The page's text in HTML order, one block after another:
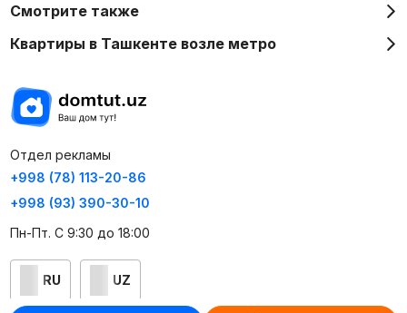
Смотрите также
Квартиры в Ташкенте возле метро
Отдел рекламы
+998 (78) 113-20-86
+998 (93) 390-30-10
Пн-Пт. С 9:30 до 18:00
RU UZ